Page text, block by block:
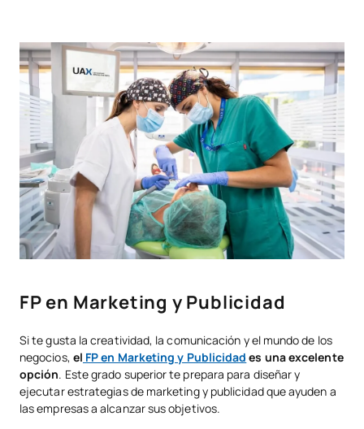
FP en Marketing y Publicidad
Si te gusta la creatividad, la comunicación y el mundo de los
negocios, el FP en Marketing y Publicidad es una excelente
opción. Este grado superior te prepara para diseñar y
ejecutar estrategias de marketing y publicidad que ayuden a
las empresas a alcanzar sus objetivos.